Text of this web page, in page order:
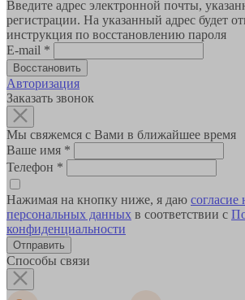
Введите адрес электронной почты,
регистрации. На указанный адрес будет
инструкция по восстановлению пароля
E-mail *
Авторизация
Заказать звонок
Мы свяжемся с Вами в ближайшее время
Ваше имя *
Телефон *
Нажимая на кнопку ниже, я даю согласие
персональных данных в соответствии с
конфиденциальности
Способы связи